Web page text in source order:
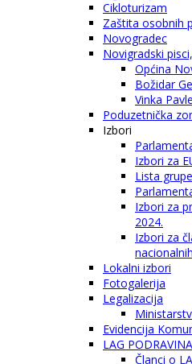
Cikloturizam
Zaštita osobnih
Novogradec
Novigradski
Općina
Božidar
Vinka
Poduzetnička
Izbori
Izbori za
Lista
Izbori za
2024.
Izbori za
Lokalni izbori
Fotogalerija
Legalizacija
Evidencija
LAG PODRAVINA
Članci o